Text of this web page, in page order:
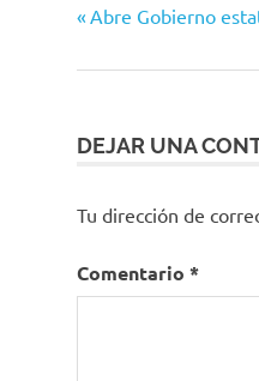
Navegación
de
Entrada
Abre Gobierno
DEJAR UNA
Tu dirección de
Comentario *